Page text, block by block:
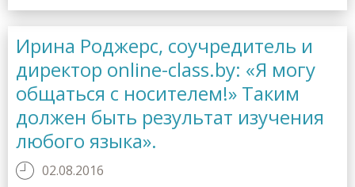
Ирина Роджерс, соучредитель и
директор online-class.by: «Я могу
общаться с носителем!» Таким
должен быть результат изучения
любого языка».
02.08.2016